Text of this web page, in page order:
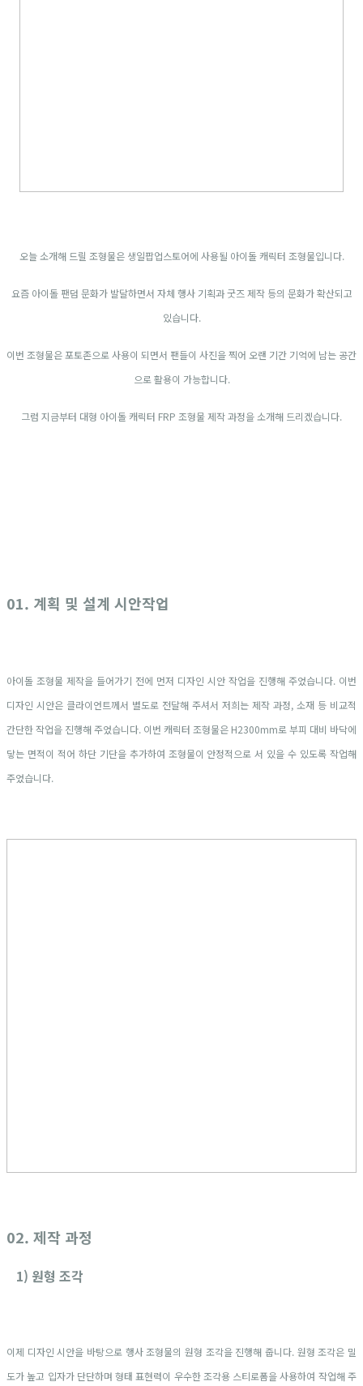
오늘 소개해 드릴 조형물은 생일팝업스토어에 사용될 아이돌 캐릭터 조형물입니다.
요즘 아이돌 팬덤 문화가 발달하면서 자체 행사 기획과 굿즈 제작 등의 문화가 확산되고
있습니다.
이번 조형물은 포토존으로 사용이 되면서 팬들이 사진을 찍어 오랜 기간 기억에 남는 공간
으로 활용이 가능합니다.
그럼 지금부터 대형 아이돌 캐릭터 FRP 조형물 제작 과정을 소개해 드리겠습니다.
01. 계획 및 설계 시안작업
아이돌 조형물 제작을 들어가기 전에 먼저 디자인 시안 작업을 진행해 주었습니다. 이번
디자인 시안은 클라이언트께서 별도로 전달해 주셔서 저희는 제작 과정, 소재 등 비교적
간단한 작업을 진행해 주었습니다. 이번 캐릭터 조형물은 H2300mm로 부피 대비 바닥에
닿는 면적이 적어 하단 기단을 추가하여 조형물이 안정적으로 서 있을 수 있도록 작업해
주었습니다.
02. 제작 과정
1) 원형 조각
이제 디자인 시안을 바탕으로 행사 조형물의 원형 조각을 진행해 줍니다. 원형 조각은 밀
도가 높고 입자가 단단하며 형태 표현력이 우수한 조각용 스티로폼을 사용하여 작업해 주